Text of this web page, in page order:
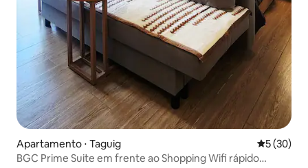
Apartamento ⋅ Taguig 5 de uma
5 (30)
BGC Prime Suite em frente ao Shopping Wifi rápido